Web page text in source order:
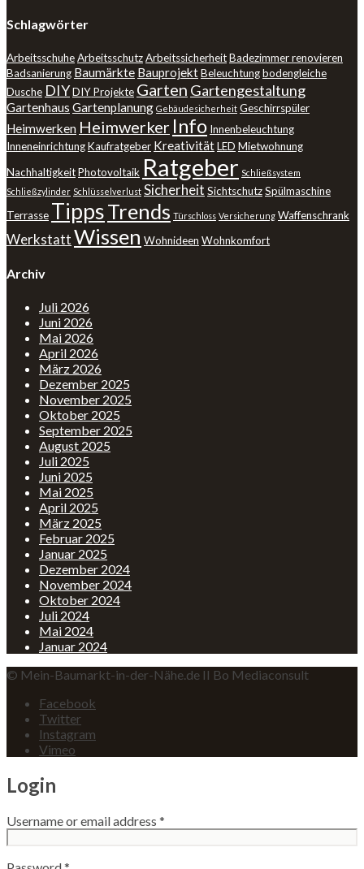
Schlagwörter
ArbeitsschuheArbeitsschutzArbeitssicherheitBadezimmer renovieren
Badsanierung Baumärkte BauprojektBeleuchtungbodengleiche
Dusche DIYDIY Projekte Garten Gartengestaltung
Gartenhaus Gartenplanung Gebäudesicherheit Geschirrspüler
Heimwerken Heimwerker Info Innenbeleuchtung
InneneinrichtungKaufratgeber KreativitätLED Mietwohnung
NachhaltigkeitPhotovoltaik Ratgeber Schließsystem
Schließzylinder Schlüsselverlust Sicherheit SichtschutzSpülmaschine
Terrasse TippsTrends Türschloss Versicherung Waffenschrank
WerkstattWissen Wohnideen Wohnkomfort
Archiv
Juli 2026
Juni 2026
Mai 2026
April 2026
März 2026
Dezember 2025
November 2025
Oktober 2025
September 2025
August 2025
Juli 2025
Juni 2025
Mai 2025
April 2025
März 2025
Februar 2025
Januar 2025
Dezember 2024
November 2024
Oktober 2024
Juli 2024
Mai 2024
Januar 2024
© Mein-Baumarkt-in-der-Nähe.de II Bo Mediaconsult
Facebook
Twitter
Instagram
Vimeo
Login
Username or email address *